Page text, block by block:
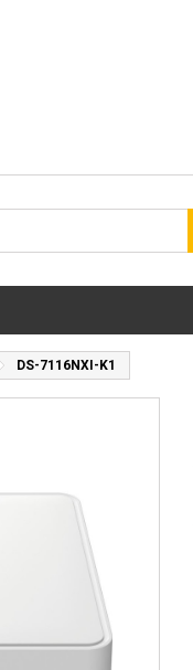
DS-7116NXI-K1